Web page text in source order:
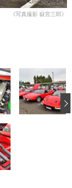
ショップ検索
《写真撮影 嶽宮三郎》